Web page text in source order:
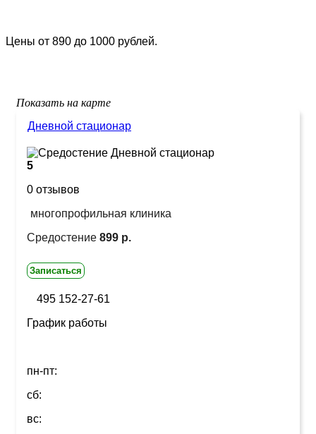
Цены от 890 до 1000 рублей.
Показать на карте
Дневной стационар
5
0 отзывов
многопрофильная клиника
Средостение 899 р.
Записаться
495 152-27-61
График работы
пн-пт:
сб:
вс: